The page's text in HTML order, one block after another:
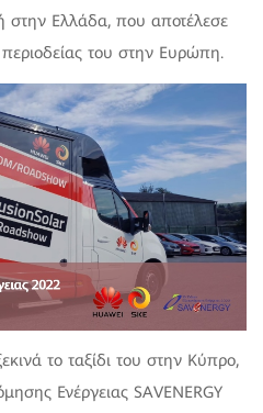
στην Ελλάδα, που αποτέλεσε
του στην Ευρώπη.
το ταξίδι του στην Κύπρο,
Ενέργειας SAVENERGY